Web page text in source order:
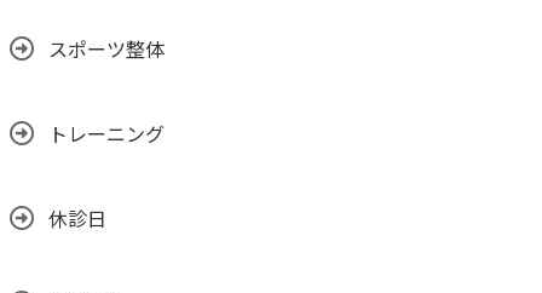
スポーツ整体
トレーニング
休診日